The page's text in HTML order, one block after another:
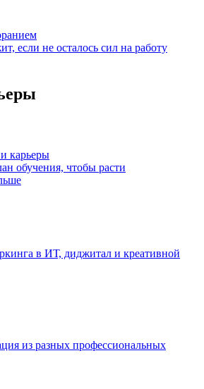
если не осталось сил на работу
карьеры
обучения, чтобы расти
в ИТ, диджитал и креативной
из разных профессиональных